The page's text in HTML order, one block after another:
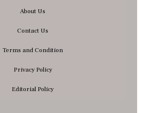
About Us
Contact Us
Terms and Condition
Privacy Policy
Editorial Policy